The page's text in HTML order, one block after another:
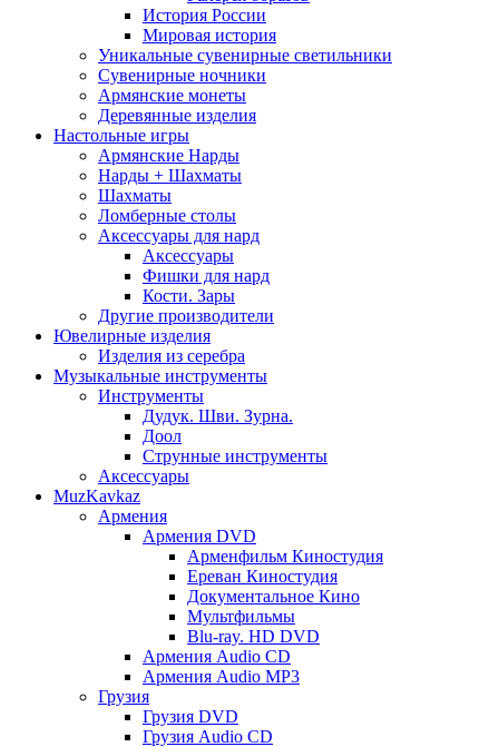
История России
Мировая история
Уникальные сувенирные светильники
Сувенирные ночники
Армянские монеты
Деревянные изделия
Настольные игры
Армянские Нарды
Нарды + Шахматы
Шахматы
Ломберные столы
Аксессуары для нард
Аксессуары
Фишки для нард
Кости. Зары
Другие производители
Ювелирные изделия
Изделия из серебра
Музыкальные инструменты
Инструменты
Дудук. Шви. Зурна.
Доол
Струнные инструменты
Аксессуары
MuzKavkaz
Армения
Армения DVD
Арменфильм Киностудия
Ереван Киностудия
Документальное Кино
Мультфильмы
Blu-ray. HD DVD
Армения Audio CD
Армения Audio MP3
Грузия
Грузия DVD
Грузия Audio CD